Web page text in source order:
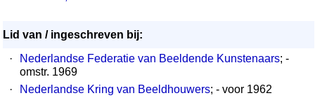
Lid van / ingeschreven bij:
·
Nederlandse Federatie van Beeldende Kunstenaars; -
omstr. 1969
·
Nederlandse Kring van Beeldhouwers; - voor 1962